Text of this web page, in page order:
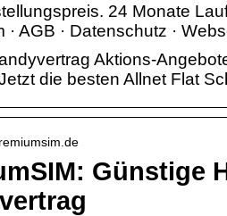
24 Monate
· AGB · Datenschutz ·
Aktions-
die besten Allnet Flat
Günstige